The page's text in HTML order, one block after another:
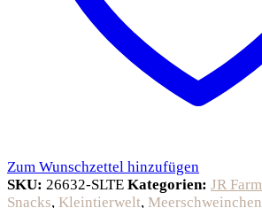
Zum Wunschzettel hinzufügen
SKU: 26632-SLTE Kategorien: JR Farm
Snacks, Kleintierwelt, Meerschweinchen